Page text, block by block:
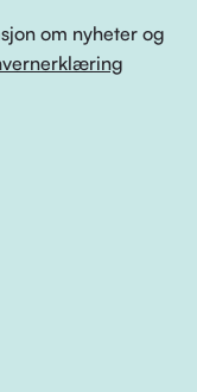
om nyheter og